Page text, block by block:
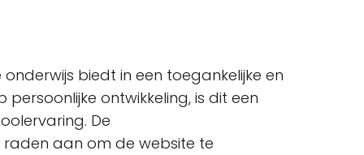
biedt in een toegankelijke en
ontwikkeling, is dit een
De
aan om de website te